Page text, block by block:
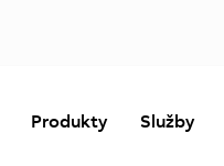
Produkty Služby